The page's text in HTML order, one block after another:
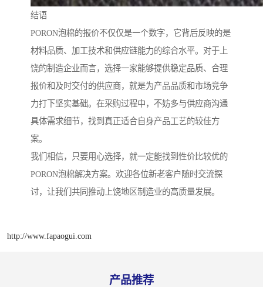
结语
PORON泡棉的报价不仅仅是一个数字，它背后反映的是
材料品质、加工技术和供应链能力的综合水平。对于上
饶的制造企业而言，选择一家能够提供稳定品质、合理
报价和及时交付的供应商，就是为产品品质和市场竞争
力打下坚实基础。在采购过程中，不妨多与供应商沟通
具体需求细节，找到真正适合自身产品工艺的较佳方
案。
我们相信，只要用心选择，就一定能找到性价比较优的
PORON泡棉解决方案。欢迎各位新老客户随时交流探
讨，让我们共同推动上饶地区制造业的高质量发展。
http://www.fapaogui.com
产品推荐